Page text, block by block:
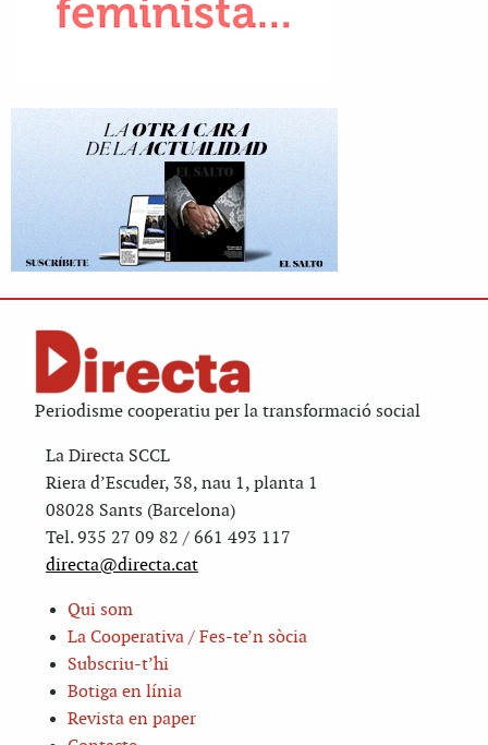
Periodisme cooperatiu per la transformació social
La Directa SCCL
Riera d’Escuder, 38, nau 1, planta 1
08028 Sants (Barcelona)
Tel. 935 27 09 82 / 661 493 117
directa@directa.cat
Qui som
La Cooperativa / Fes-te’n sòcia
Subscriu-t’hi
Botiga en línia
Revista en paper